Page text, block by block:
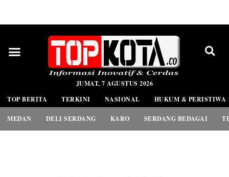
JUMAT, 7 AGUSTUS 2026
TOP BERITA
TERKINI NASIONAL HUKUM & PERISTIWA
MEDAN DELI SERDANG KARO SERDANG BEDAGAI